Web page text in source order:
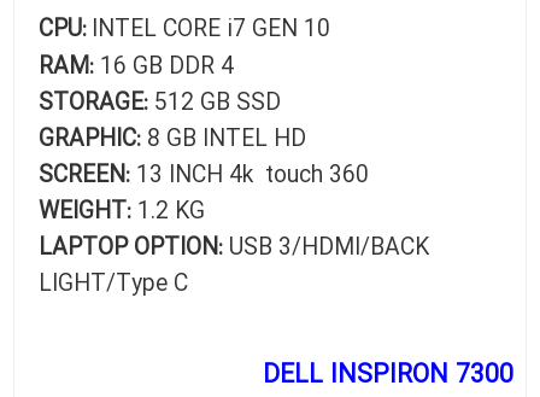
CPU: INTEL CORE i7 GEN 10
RAM: 16 GB DDR 4
STORAGE: 512 GB SSD
GRAPHIC: 8 GB INTEL HD
SCREEN: 13 INCH 4k touch 360
WEIGHT: 1.2 KG
LAPTOP OPTION: USB 3/HDMI/BACK
LIGHT/Type C
DELL INSPIRON 7300